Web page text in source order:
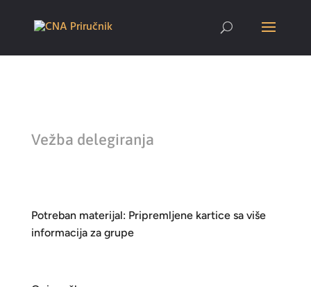
Vežba delegiranja
Potreban materijal: Pripremljene kartice sa više
informacija za grupe